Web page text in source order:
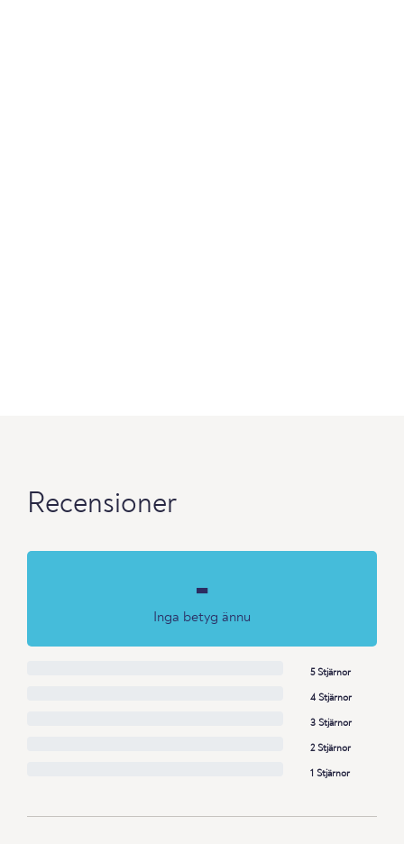
Recensioner
-
Inga betyg ännu
5 Stjärnor
4 Stjärnor
3 Stjärnor
2 Stjärnor
1 Stjärnor